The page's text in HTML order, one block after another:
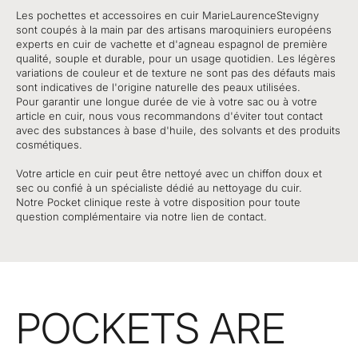
Les pochettes et accessoires en cuir MarieLaurenceStevigny
sont coupés à la main par des artisans maroquiniers européens
experts en cuir de vachette et d'agneau espagnol de première
qualité, souple et durable, pour un usage quotidien. Les légères
variations de couleur et de texture ne sont pas des défauts mais
sont indicatives de l'origine naturelle des peaux utilisées.
Pour garantir une longue durée de vie à votre sac ou à votre
article en cuir, nous vous recommandons d'éviter tout contact
avec des substances à base d'huile, des solvants et des produits
cosmétiques.
Votre article en cuir peut être nettoyé avec un chiffon doux et
sec ou confié à un spécialiste dédié au nettoyage du cuir.
Notre Pocket clinique reste à votre disposition pour toute
question complémentaire via notre lien de contact.
POCKETS ARE